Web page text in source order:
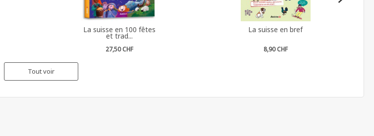
La suisse en 100 fêtes
et trad...
27,50 CHF
La suisse en bref
8,90 CHF
Tout voir